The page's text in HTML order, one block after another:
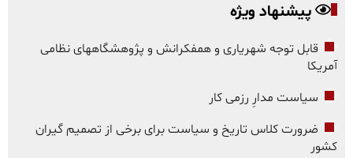
پیشنهاد ویژه
قابل توجه شهریاری و همفکرانش و پژوهشگاههای نظامی
آمریکا
سیاست مدارِ رزمی کار
ضرورت کلاس تاریخ و سیاست برای برخی از تصمیم گیران
کشور